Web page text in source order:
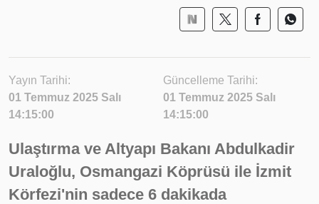
Yayın Tarihi:
01 Temmuz 2025 Salı
14:15:00
Güncelleme Tarihi:
01 Temmuz 2025 Salı
14:15:00
Ulaştırma ve Altyapı Bakanı Abdulkadir
Uraloğlu, Osmangazi Köprüsü ile İzmit
Körfezi'nin sadece 6 dakikada